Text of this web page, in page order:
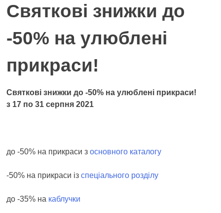
Святковi знижки до
-50% на улюблені
прикраси!
Святковi знижки до -50% на улюблені прикраси!
з 17 по 31 серпня 2021
до -50% на прикраси з основного каталогу
-50% на прикраси із спеціального розділу
до -35% на каблучки